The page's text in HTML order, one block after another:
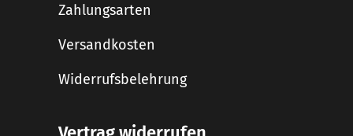
Zahlungsarten
Versandkosten
Widerrufsbelehrung